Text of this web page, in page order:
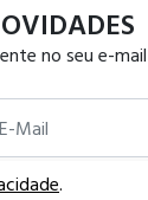
no seu e-mail
.